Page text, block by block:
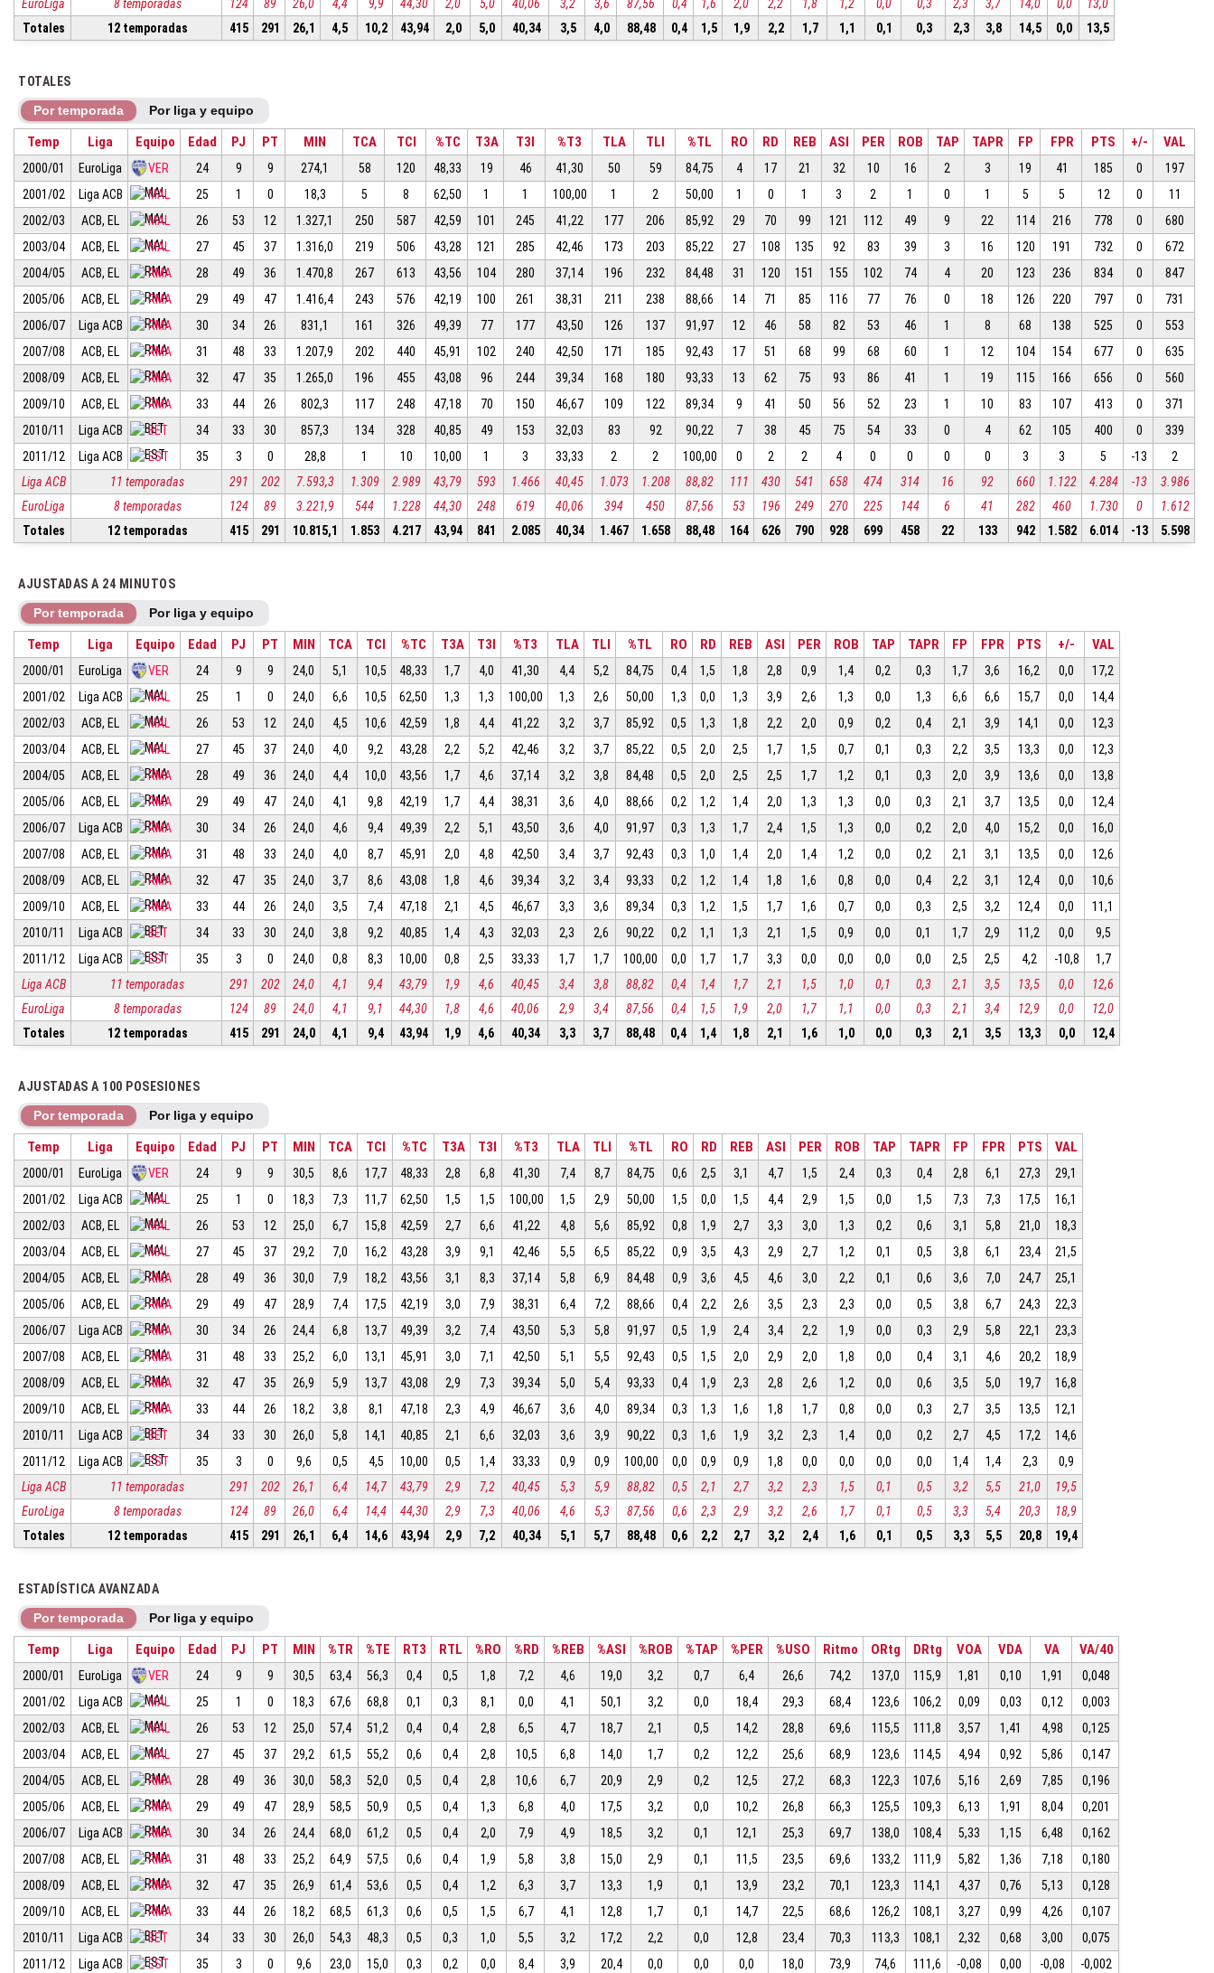
EuroLiga
8 temporadas 124 89 26,0 4,4 9,9 44,30 2,0 5,0 40,06 3,2 3,6 87,56 0,4 1,6 2,0 2,2 1,8 1,2 0,0 0,3 2,3 3,7 14,0 0,0
13,0
Totales
12 temporadas 415 291 26,1 4,5 10,2 43,94 2,0 5,0 40,34 3,5 4,0 88,48 0,4 1,5 1,9 2,2 1,7 1,1 0,1 0,3 2,3 3,8 14,5 0,0 13,5
TOTALES
Por temporada Por liga y equipo
Temp Liga Equipo Edad PJ PT MIN TCA TCI %TC T3A T3I %T3 TLA TLI %TL RO RD REB ASI PER ROB TAP TAPR FP FPR PTS +/- VAL
2000/01 EuroLiga VER 24 9 9 274,1 58 120 48,33 19 46 41,30 50 59 84,75 4 17 21 32 10 16 2 3 19 41 185 0
197
2001/02
Liga ACB MAL 25 1 0 18,3 5 8 62,50 1 1 100,00 1 2 50,00 1 0 1 3 2 1 0 1 5 5 12 0
11
2002/03
ACB, EL MAL 26 53 12 1.327,1 250 587 42,59 101 245 41,22 177 206 85,92 29 70 99 121 112 49 9 22 114 216 778 0
680
2003/04
ACB, EL MAL 27 45 37 1.316,0 219 506 43,28 121 285 42,46 173 203 85,22 27 108 135 92 83 39 3 16 120 191 732 0
672
2004/05
ACB, EL RMA 28 49 36 1.470,8 267 613 43,56 104 280 37,14 196 232 84,48 31 120 151 155 102 74 4 20 123 236 834 0
847
2005/06
ACB, EL RMA 29 49 47 1.416,4 243 576 42,19 100 261 38,31 211 238 88,66 14 71 85 116 77 76 0 18 126 220 797 0
731
2006/07
Liga ACB RMA 30 34 26 831,1 161 326 49,39 77 177 43,50 126 137 91,97 12 46 58 82 53 46 1 8 68 138 525 0
553
2007/08
ACB, EL RMA 31 48 33 1.207,9 202 440 45,91 102 240 42,50 171 185 92,43 17 51 68 99 68 60 1 12 104 154 677 0
635
2008/09
ACB, EL RMA 32 47 35 1.265,0 196 455 43,08 96 244 39,34 168 180 93,33 13 62 75 93 86 41 1 19 115 166 656 0
560
2009/10
ACB, EL RMA 33 44 26 802,3 117 248 47,18 70 150 46,67 109 122 89,34 9 41 50 56 52 23 1 10 83 107 413 0
371
2010/11
Liga ACB BET 34 33 30 857,3 134 328 40,85 49 153 32,03 83 92 90,22 7 38 45 75 54 33 0 4 62 105 400 0
339
2011/12
Liga ACB EST 35 3 0 28,8 1 10 10,00 1 3 33,33 2 2 100,00 0 2 2 4 0 0 0 0 3 3 5 -13
2
Liga ACB
11 temporadas 291 202 7.593,3 1.309 2.989 43,79 593 1.466 40,45 1.073 1.208 88,82 111 430 541 658 474 314 16 92 660 1.122 4.284 -13
3.986
EuroLiga
8 temporadas 124 89 3.221,9 544 1.228 44,30 248 619 40,06 394 450 87,56 53 196 249 270 225 144 6 41 282 460 1.730 0
1.612
Totales
12 temporadas 415 291 10.815,1 1.853 4.217 43,94 841 2.085 40,34 1.467 1.658 88,48 164 626 790 928 699 458 22 133 942 1.582 6.014 -13 5.598
AJUSTADAS A 24 MINUTOS
Por temporada Por liga y equipo
Temp Liga Equipo Edad PJ PT MIN TCA TCI %TC T3A T3I %T3 TLA TLI %TL RO RD REB ASI PER ROB TAP TAPR FP FPR PTS +/- VAL
2000/01 EuroLiga VER 24 9 9 24,0 5,1 10,5 48,33 1,7 4,0 41,30 4,4 5,2 84,75 0,4 1,5 1,8 2,8 0,9 1,4 0,2 0,3 1,7 3,6 16,2 0,0
17,2
2001/02
Liga ACB MAL 25 1 0 24,0 6,6 10,5 62,50 1,3 1,3 100,00 1,3 2,6 50,00 1,3 0,0 1,3 3,9 2,6 1,3 0,0 1,3 6,6 6,6 15,7 0,0
14,4
2002/03
ACB, EL MAL 26 53 12 24,0 4,5 10,6 42,59 1,8 4,4 41,22 3,2 3,7 85,92 0,5 1,3 1,8 2,2 2,0 0,9 0,2 0,4 2,1 3,9 14,1 0,0
12,3
2003/04
ACB, EL MAL 27 45 37 24,0 4,0 9,2 43,28 2,2 5,2 42,46 3,2 3,7 85,22 0,5 2,0 2,5 1,7 1,5 0,7 0,1 0,3 2,2 3,5 13,3 0,0
12,3
2004/05
ACB, EL RMA 28 49 36 24,0 4,4 10,0 43,56 1,7 4,6 37,14 3,2 3,8 84,48 0,5 2,0 2,5 2,5 1,7 1,2 0,1 0,3 2,0 3,9 13,6 0,0
13,8
2005/06
ACB, EL RMA 29 49 47 24,0 4,1 9,8 42,19 1,7 4,4 38,31 3,6 4,0 88,66 0,2 1,2 1,4 2,0 1,3 1,3 0,0 0,3 2,1 3,7 13,5 0,0
12,4
2006/07
Liga ACB RMA 30 34 26 24,0 4,6 9,4 49,39 2,2 5,1 43,50 3,6 4,0 91,97 0,3 1,3 1,7 2,4 1,5 1,3 0,0 0,2 2,0 4,0 15,2 0,0
16,0
2007/08
ACB, EL RMA 31 48 33 24,0 4,0 8,7 45,91 2,0 4,8 42,50 3,4 3,7 92,43 0,3 1,0 1,4 2,0 1,4 1,2 0,0 0,2 2,1 3,1 13,5 0,0
12,6
2008/09
ACB, EL RMA 32 47 35 24,0 3,7 8,6 43,08 1,8 4,6 39,34 3,2 3,4 93,33 0,2 1,2 1,4 1,8 1,6 0,8 0,0 0,4 2,2 3,1 12,4 0,0
10,6
2009/10
ACB, EL RMA 33 44 26 24,0 3,5 7,4 47,18 2,1 4,5 46,67 3,3 3,6 89,34 0,3 1,2 1,5 1,7 1,6 0,7 0,0 0,3 2,5 3,2 12,4 0,0
11,1
2010/11
Liga ACB BET 34 33 30 24,0 3,8 9,2 40,85 1,4 4,3 32,03 2,3 2,6 90,22 0,2 1,1 1,3 2,1 1,5 0,9 0,0 0,1 1,7 2,9 11,2 0,0
9,5
2011/12
Liga ACB EST 35 3 0 24,0 0,8 8,3 10,00 0,8 2,5 33,33 1,7 1,7 100,00 0,0 1,7 1,7 3,3 0,0 0,0 0,0 0,0 2,5 2,5 4,2 -10,8
1,7
Liga ACB
11 temporadas 291 202 24,0 4,1 9,4 43,79 1,9 4,6 40,45 3,4 3,8 88,82 0,4 1,4 1,7 2,1 1,5 1,0 0,1 0,3 2,1 3,5 13,5 0,0
12,6
EuroLiga
8 temporadas 124 89 24,0 4,1 9,1 44,30 1,8 4,6 40,06 2,9 3,4 87,56 0,4 1,5 1,9 2,0 1,7 1,1 0,0 0,3 2,1 3,4 12,9 0,0
12,0
Totales
12 temporadas 415 291 24,0 4,1 9,4 43,94 1,9 4,6 40,34 3,3 3,7 88,48 0,4 1,4 1,8 2,1 1,6 1,0 0,0 0,3 2,1 3,5 13,3 0,0 12,4
AJUSTADAS A 100 POSESIONES
Por temporada Por liga y equipo
Temp Liga Equipo Edad PJ PT MIN TCA TCI %TC T3A T3I %T3 TLA TLI %TL RO RD REB ASI PER ROB TAP TAPR FP FPR PTS VAL
2000/01 EuroLiga VER 24 9 9 30,5 8,6 17,7 48,33 2,8 6,8 41,30 7,4 8,7 84,75 0,6 2,5 3,1 4,7 1,5 2,4 0,3 0,4 2,8 6,1 27,3
29,1
2001/02
Liga ACB MAL 25 1 0 18,3 7,3 11,7 62,50 1,5 1,5 100,00 1,5 2,9 50,00 1,5 0,0 1,5 4,4 2,9 1,5 0,0 1,5 7,3 7,3 17,5
16,1
2002/03
ACB, EL MAL 26 53 12 25,0 6,7 15,8 42,59 2,7 6,6 41,22 4,8 5,6 85,92 0,8 1,9 2,7 3,3 3,0 1,3 0,2 0,6 3,1 5,8 21,0
18,3
2003/04
ACB, EL MAL 27 45 37 29,2 7,0 16,2 43,28 3,9 9,1 42,46 5,5 6,5 85,22 0,9 3,5 4,3 2,9 2,7 1,2 0,1 0,5 3,8 6,1 23,4
21,5
2004/05
ACB, EL RMA 28 49 36 30,0 7,9 18,2 43,56 3,1 8,3 37,14 5,8 6,9 84,48 0,9 3,6 4,5 4,6 3,0 2,2 0,1 0,6 3,6 7,0 24,7
25,1
2005/06
ACB, EL RMA 29 49 47 28,9 7,4 17,5 42,19 3,0 7,9 38,31 6,4 7,2 88,66 0,4 2,2 2,6 3,5 2,3 2,3 0,0 0,5 3,8 6,7 24,3
22,3
2006/07
Liga ACB RMA 30 34 26 24,4 6,8 13,7 49,39 3,2 7,4 43,50 5,3 5,8 91,97 0,5 1,9 2,4 3,4 2,2 1,9 0,0 0,3 2,9 5,8 22,1
23,3
2007/08
ACB, EL RMA 31 48 33 25,2 6,0 13,1 45,91 3,0 7,1 42,50 5,1 5,5 92,43 0,5 1,5 2,0 2,9 2,0 1,8 0,0 0,4 3,1 4,6 20,2
18,9
2008/09
ACB, EL RMA 32 47 35 26,9 5,9 13,7 43,08 2,9 7,3 39,34 5,0 5,4 93,33 0,4 1,9 2,3 2,8 2,6 1,2 0,0 0,6 3,5 5,0 19,7
16,8
2009/10
ACB, EL RMA 33 44 26 18,2 3,8 8,1 47,18 2,3 4,9 46,67 3,6 4,0 89,34 0,3 1,3 1,6 1,8 1,7 0,8 0,0 0,3 2,7 3,5 13,5
12,1
2010/11
Liga ACB BET 34 33 30 26,0 5,8 14,1 40,85 2,1 6,6 32,03 3,6 3,9 90,22 0,3 1,6 1,9 3,2 2,3 1,4 0,0 0,2 2,7 4,5 17,2
14,6
2011/12
Liga ACB EST 35 3 0 9,6 0,5 4,5 10,00 0,5 1,4 33,33 0,9 0,9 100,00 0,0 0,9 0,9 1,8 0,0 0,0 0,0 0,0 1,4 1,4 2,3
0,9
Liga ACB
11 temporadas 291 202 26,1 6,4 14,7 43,79 2,9 7,2 40,45 5,3 5,9 88,82 0,5 2,1 2,7 3,2 2,3 1,5 0,1 0,5 3,2 5,5 21,0
19,5
EuroLiga
8 temporadas 124 89 26,0 6,4 14,4 44,30 2,9 7,3 40,06 4,6 5,3 87,56 0,6 2,3 2,9 3,2 2,6 1,7 0,1 0,5 3,3 5,4 20,3
18,9
Totales
12 temporadas 415 291 26,1 6,4 14,6 43,94 2,9 7,2 40,34 5,1 5,7 88,48 0,6 2,2 2,7 3,2 2,4 1,6 0,1 0,5 3,3 5,5 20,8 19,4
ESTADÍSTICA AVANZADA
Por temporada Por liga y equipo
Temp Liga Equipo Edad PJ PT MIN %TR %TE RT3 RTL %RO %RD %REB %ASI %ROB %TAP %PER %USO Ritmo ORtg DRtg VOA VDA VA VA/40
2000/01 EuroLiga VER 24 9 9 30,5 63,4 56,3 0,4 0,5 1,8 7,2 4,6 19,0 3,2 0,7 6,4 26,6 74,2 137,0 115,9 1,81 0,10 1,91
0,048
2001/02
Liga ACB MAL 25 1 0 18,3 67,6 68,8 0,1 0,3 8,1 0,0 4,1 50,1 3,2 0,0 18,4 29,3 68,4 123,6 106,2 0,09 0,03 0,12
0,003
2002/03
ACB, EL MAL 26 53 12 25,0 57,4 51,2 0,4 0,4 2,8 6,5 4,7 18,7 2,1 0,5 14,2 28,8 69,6 115,5 111,8 3,57 1,41 4,98
0,125
2003/04
ACB, EL MAL 27 45 37 29,2 61,5 55,2 0,6 0,4 2,8 10,5 6,8 14,0 1,7 0,2 12,2 25,6 68,9 123,6 114,5 4,94 0,92 5,86
0,147
2004/05
ACB, EL RMA 28 49 36 30,0 58,3 52,0 0,5 0,4 2,8 10,6 6,7 20,9 2,9 0,2 12,5 27,2 68,3 122,3 107,6 5,16 2,69 7,85
0,196
2005/06
ACB, EL RMA 29 49 47 28,9 58,5 50,9 0,5 0,4 1,3 6,8 4,0 17,5 3,2 0,0 10,2 26,8 66,3 125,5 109,3 6,13 1,91 8,04
0,201
2006/07
Liga ACB RMA 30 34 26 24,4 68,0 61,2 0,5 0,4 2,0 7,9 4,9 18,5 3,2 0,1 12,1 25,3 69,7 138,0 108,4 5,33 1,15 6,48
0,162
2007/08
ACB, EL RMA 31 48 33 25,2 64,9 57,5 0,6 0,4 1,9 5,8 3,8 15,0 2,9 0,1 11,5 23,5 69,6 133,2 111,9 5,82 1,36 7,18
0,180
2008/09
ACB, EL RMA 32 47 35 26,9 61,4 53,6 0,5 0,4 1,2 6,3 3,7 13,3 1,9 0,1 13,9 23,2 70,1 123,3 114,1 4,37 0,76 5,13
0,128
2009/10
ACB, EL RMA 33 44 26 18,2 68,5 61,3 0,6 0,5 1,5 6,7 4,1 12,8 1,7 0,1 14,7 22,5 68,6 126,2 108,1 3,27 0,99 4,26
0,107
2010/11
Liga ACB BET 34 33 30 26,0 54,3 48,3 0,5 0,3 1,0 5,5 3,2 17,2 2,2 0,0 12,8 23,4 70,3 113,3 108,1 2,32 0,68 3,00
0,075
2011/12
Liga ACB EST 35 3 0 9,6 23,0 15,0 0,3 0,2 0,0 8,4 3,9 20,4 0,0 0,0 0,0 18,0 73,9 74,6 111,6 -0,08 0,00 -0,08 -0,002